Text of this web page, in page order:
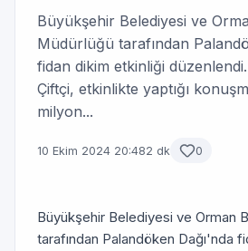
Büyükşehir Belediyesi ve
Müdürlüğü tarafından
fidan dikim etkinliği
Çiftçi, etkinlikte yaptığı
milyon...
10 Ekim 2024 20:482 dk 0
Büyükşehir Belediyesi ve Orman
tarafından Palandöken Dağı'nda